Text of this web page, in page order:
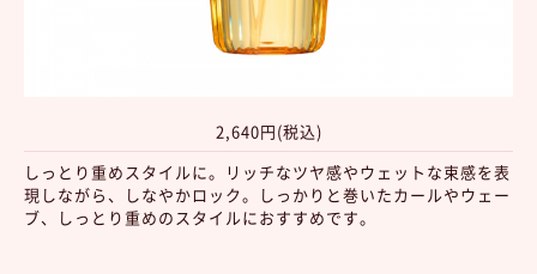
2,640円(税込)
しっとり重めスタイルに。リッチなツヤ感やウェットな束感を表
現しながら、しなやかロック。しっかりと巻いたカールやウェー
ブ、しっとり重めのスタイルにおすすめです。